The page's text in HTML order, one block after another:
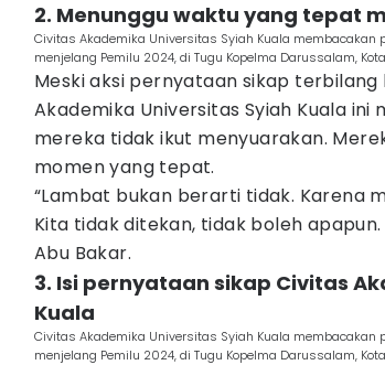
2. Menunggu waktu yang tepat
Civitas Akademika Universitas Syiah Kuala
menjelang Pemilu 2024, di Tugu Kopelma Darussalam,
Meski aksi pernyataan sikap
Akademika Universitas Syiah Kuala
mereka tidak ikut menyuarakan.
momen yang tepat.
“Lambat bukan berarti tidak. Karena
Kita tidak ditekan, tidak boleh
Abu Bakar.
3. Isi pernyataan sikap Civitas
Kuala
Civitas Akademika Universitas Syiah Kuala
menjelang Pemilu 2024, di Tugu Kopelma Darussalam,